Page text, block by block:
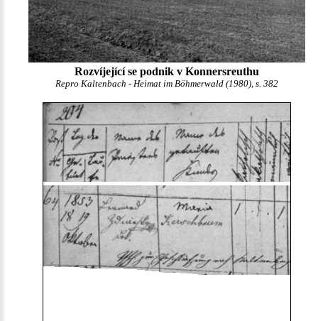
Rozvíjející se podnik v Konnersreuthu
Repro Kaltenbach - Heimat im Böhmerwald (1980), s. 382